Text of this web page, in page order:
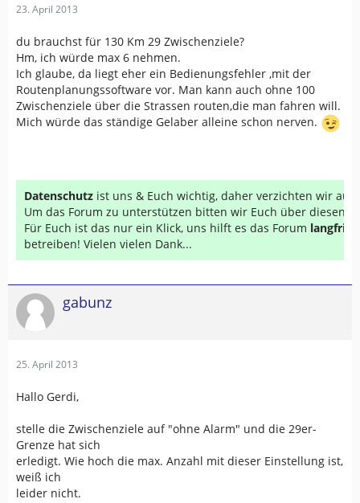
23. April 2013
du brauchst für 130 Km 29 Zwischenziele?
Hm, ich würde max 6 nehmen.
Ich glaube, da liegt eher ein Bedienungsfehler ,mit der
Routenplanungssoftware vor. Man kann auch ohne 100
Zwischenziele über die Strassen routen,die man fahren will.
Mich würde das ständige Gelaber alleine schon nerven.
Datenschutz ist uns & Euch wichtig, daher verzichten wir auf
Um das Forum zu unterstützen bitten wir Euch über diesen
Für Euch ist das nur ein Klick, uns hilft es das Forum
betreiben! Vielen vielen Dank...
gabunz
25. April 2013
Hallo Gerdi,
stelle die Zwischenziele auf "ohne Alarm" und die 29er-
Grenze hat sich
erledigt. Wie hoch die max. Anzahl mit dieser Einstellung ist,
weiß ich
leider nicht.